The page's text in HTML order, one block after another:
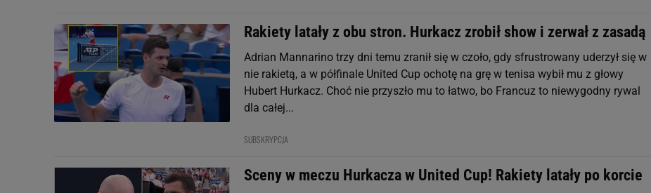
Rakiety latały z obu stron. Hurkacz zrobił show i zerwał z zasadą
Adrian Mannarino trzy dni temu zranił się w czoło, gdy sfrustrowany uderzył się w
nie rakietą, a w półfinale United Cup ochotę na grę w tenisa wybił mu z głowy
Hubert Hurkacz. Choć nie przyszło mu to łatwo, bo Francuz to niewygodny rywal
dla całej...
SUBSKRYPCJA
Sceny w meczu Hurkacza w United Cup! Rakiety latały po korcie